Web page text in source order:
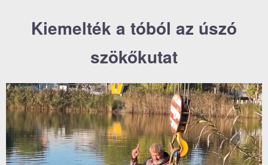
Kiemelték a tóból az úszó
szökőkutat